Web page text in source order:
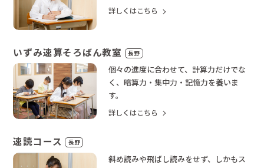
詳しくはこちら
いずみ速算そろばん教室 長野
個々の進度に合わせて、計算力だけでな
く、暗算力・集中力・記憶力を養いま
す。
詳しくはこちら
速読コース 長野
斜め読みや飛ばし読みをせず、しかもス